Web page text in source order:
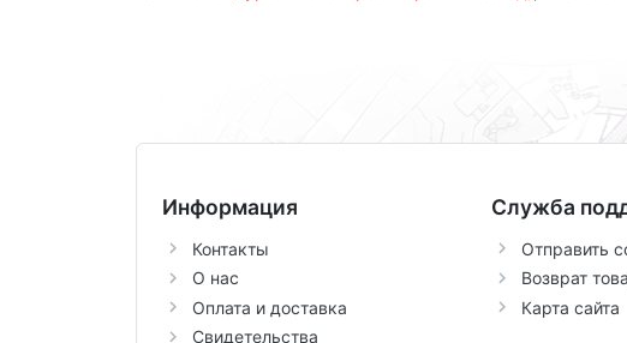
Информация
Контакты
О нас
Оплата и доставка
Свидетельства
Служба
Отправить
Возврат
Карта сайта